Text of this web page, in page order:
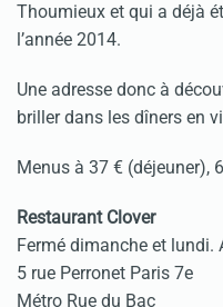
Thoumieux et qui a déjà
l’année 2014.
Une adresse donc à
briller dans les dîners en
Menus à 37 € (déjeuner),
Restaurant Clover
Fermé dimanche et lundi.
5 rue Perronet Paris 7e
Métro Rue du Bac